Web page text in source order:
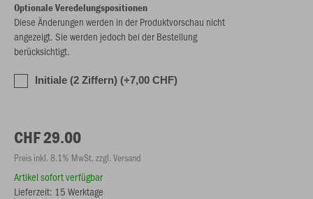
Optionale Veredelungspositionen
Diese Änderungen werden in der Produktvorschau nicht
angezeigt. Sie werden jedoch bei der Bestellung
berücksichtigt.
Initiale (2 Ziffern) (+7,00 CHF)
CHF 29.00
Preis inkl. 8.1% MwSt. zzgl. Versand
Artikel sofort verfügbar
Lieferzeit: 15 Werktage